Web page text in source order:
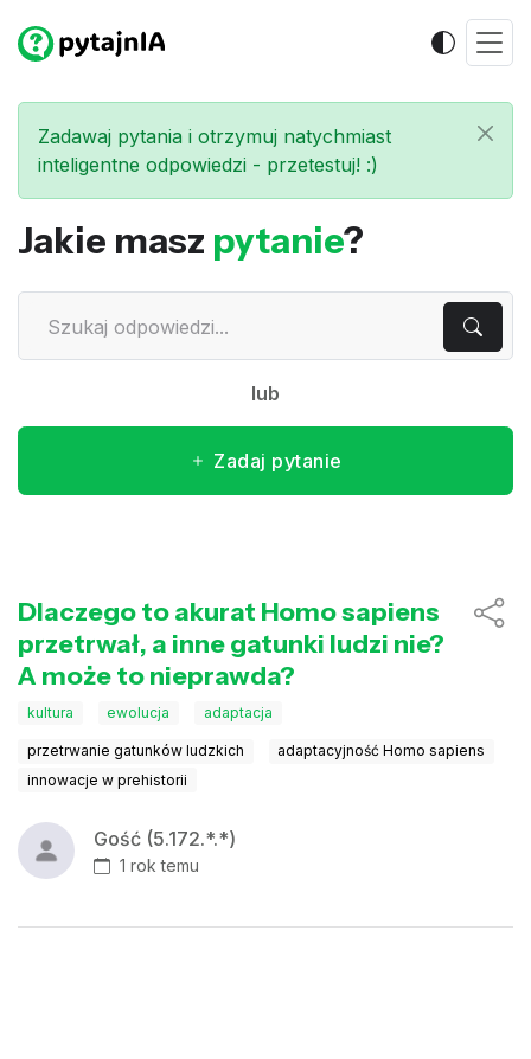
Zadawaj pytania i otrzymuj natychmiast
inteligentne odpowiedzi - przetestuj! :)
Jakie masz pytanie?
lub
Zadaj pytanie
Dlaczego to akurat Homo sapiens
przetrwał, a inne gatunki ludzi nie?
A może to nieprawda?
kultura ewolucja adaptacja
przetrwanie gatunków ludzkich
adaptacyjność Homo sapiens
innowacje w prehistorii
Gość (5.172.*.*)
1 rok temu